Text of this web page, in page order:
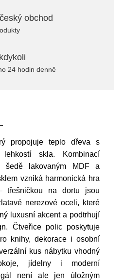
obchod
24 hodin denně
propojuje teplo dřeva s
skla. Kombinací
šedě lakovaným MDF a
vzniká harmonická hra
třešničkou na dortu jsou
nerezové oceli, které
luxusní akcent a podtrhují
Čtveřice polic poskytuje
knihy, dekorace i osobní
kus nábytku vhodný
jídelny i moderní
není ale jen úložným